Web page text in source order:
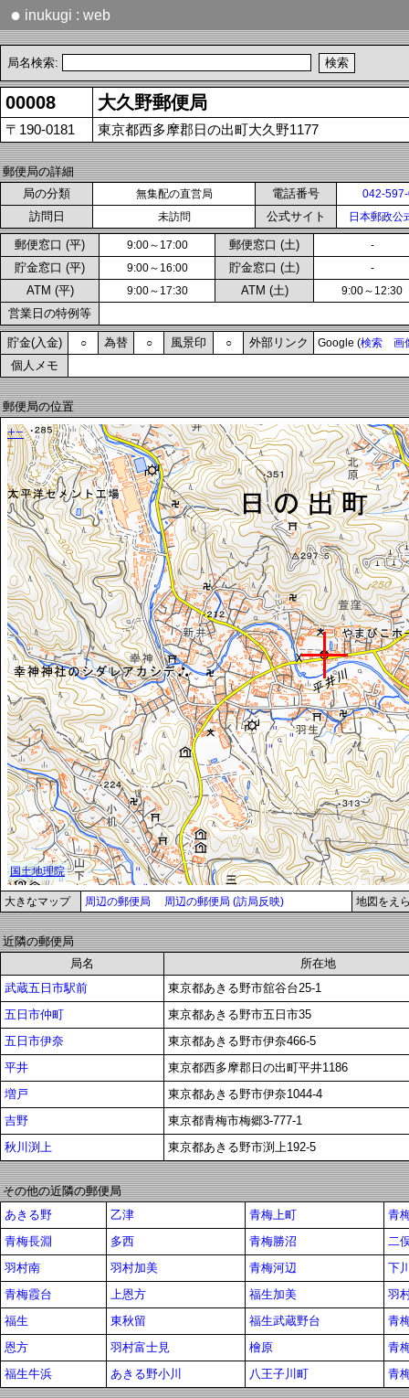
● inukugi : web
局名検索:
00008 大久野郵便局
〒190-0181 東京都西多摩郡日の出町大久野1177
郵便局の詳細
局の分類
無集配の直営局 電話番号 042-
訪問日 未訪問 公式サイト 日本郵政公
郵便窓口 (平) 9:00～17:00 郵便窓口 (土) -
貯金窓口 (平) 9:00～16:00 貯金窓口 (土) -
ATM (平) 9:00～17:30 ATM (土) 9:00～12:30
営業日の特例等
貯金(入金) ○ 為替 ○ 風景印 ○ 外部リンク Google (検索 画
個人メモ
郵便局の位置
大きなマップ 周辺の郵便局 周辺の郵便局 (訪局反映) 地図をえ
近隣の郵便局
局名
所在地
武蔵五日市駅前
東京都あきる野市舘谷台25-1
五日市仲町
東京都あきる野市五日市35
五日市伊奈
東京都あきる野市伊奈466-5
平井
東京都西多摩郡日の出町平井1186
増戸
東京都あきる野市伊奈1044-4
吉野
東京都青梅市梅郷3-777-1
秋川渕上
東京都あきる野市渕上192-5
その他の近隣の郵便局
あきる野
乙津 青梅上町
青
青梅長淵
多西 青梅勝沼
二
羽村南
羽村加美 青梅河辺
下
青梅霞台
上恩方 福生加美
羽
福生
東秋留 福生武蔵野台
青
恩方
羽村富士見 檜原
青
福生牛浜
あきる野小川 八王子川町 青